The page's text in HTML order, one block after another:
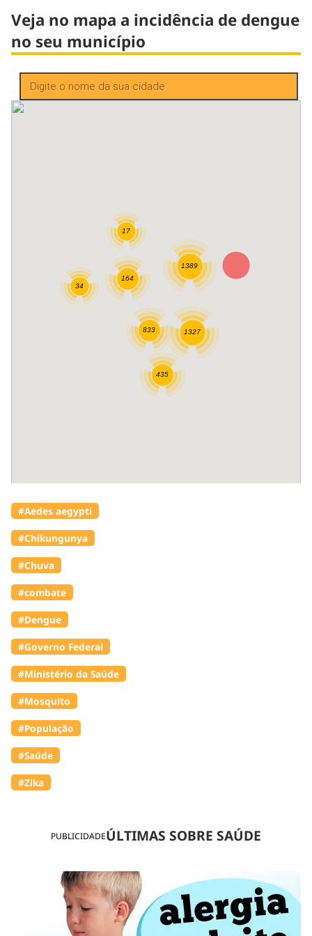
PUBLICIDADEÚLTIMAS SOBRE SAÚDE
Veja no mapa a incidência de dengue
no seu município
#Aedes aegypti
#Chikungunya
#Chuva
#combate
#Dengue
#Governo Federal
#Ministério da Saúde
#Mosquito
#População
#Saúde
#Zika